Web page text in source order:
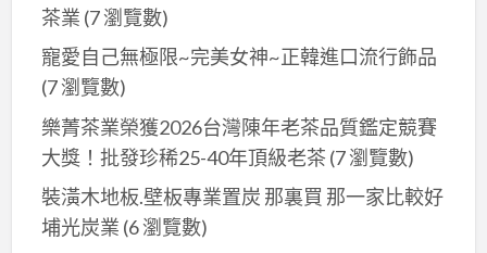
茶業 (7 瀏覽數)
寵愛自己無極限~完美女神~正韓進口流行飾品
(7 瀏覽數)
樂菁茶業榮獲2026台灣陳年老茶品質鑑定競賽
大獎！批發珍稀25-40年頂級老茶 (7 瀏覽數)
裝潢木地板.壁板專業置炭 那裏買 那一家比較好
埔光炭業 (6 瀏覽數)